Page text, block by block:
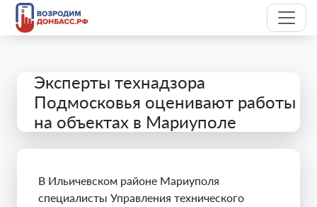
Эксперты технадзора
Подмосковья оценивают работы
на объектах в Мариуполе
В Ильичевском районе Мариуполя
специалисты Управления технического